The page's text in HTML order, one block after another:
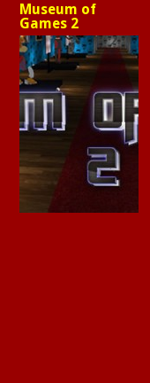
Museum of
Games 2